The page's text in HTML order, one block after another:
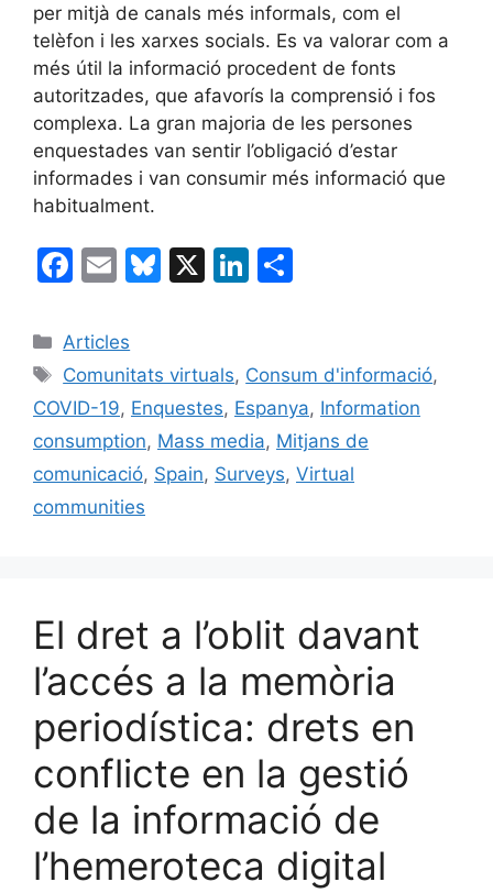
per mitjà de canals més informals, com el
telèfon i les xarxes socials. Es va valorar com a
més útil la informació procedent de fonts
autoritzades, que afavorís la comprensió i fos
complexa. La gran majoria de les persones
enquestades van sentir l’obligació d’estar
informades i van consumir més informació que
habitualment.
F
c
e
b
o
o
k
E
ai
l
Bl
s
k
y
X
Li
e
dI
n
p
ar
te
ix
Categories
Articles
Etiquetes
Comunitats virtuals, Consum d'informació,
COVID-19, Enquestes, Espanya, Information
consumption, Mass media, Mitjans de
comunicació, Spain, Surveys, Virtual
communities
El dret a l’oblit davant
l’accés a la memòria
periodística: drets en
conflicte en la gestió
de la informació de
l’hemeroteca digital